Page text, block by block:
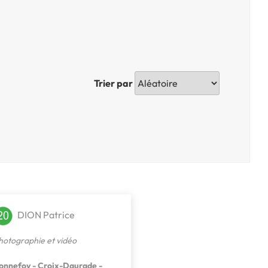
Trier par
DION Patrice
et vidéo
- Croix-Daurade -